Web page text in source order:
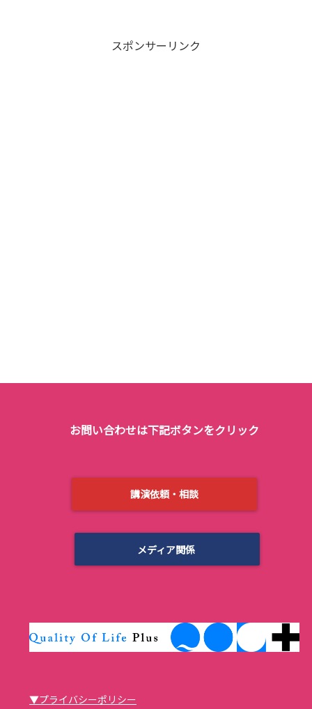
スポンサーリンク
お問い合わせは下記ボタンをクリック
講演依頼・相談
メディア関係
▼プライバシーポリシー